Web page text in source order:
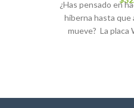
¿Has pensado en
hiberna hasta que
mueve? La placa